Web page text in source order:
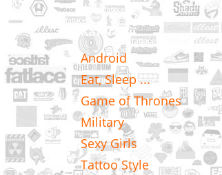
Категорії
Android
Eat, Sleep ...
Game of Thrones
Military
Sexy Girls
Tattoo Style